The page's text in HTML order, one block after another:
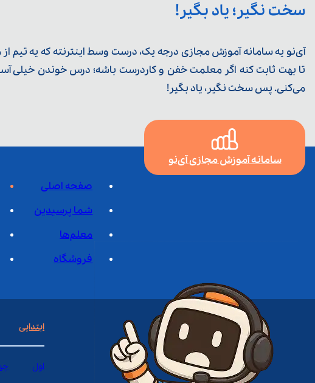
سخت نگیر؛ یاد بگیر!
آی‌نو یه سامانه آموزش مجازی درجه یک، درست وسط اینترنته که یه تیم
تا بهت ثابت کنه اگر معلمت خفن و کاردرست باشه؛ درس خوندن خیلی
می‌کنی. پس سخت نگیر، یاد بگیر!
سامانه آموزش مجازی آی‌نو
صفحه اصلی
شما پرسیدین
معلم‌ها
فروشگاه
ابتدایی
اول